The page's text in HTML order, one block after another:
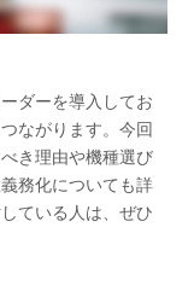
ダーを導入してお
ながります。今回
き理由や機種選び
務化についても詳
ている人は、ぜひ